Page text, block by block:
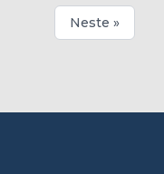
Neste »